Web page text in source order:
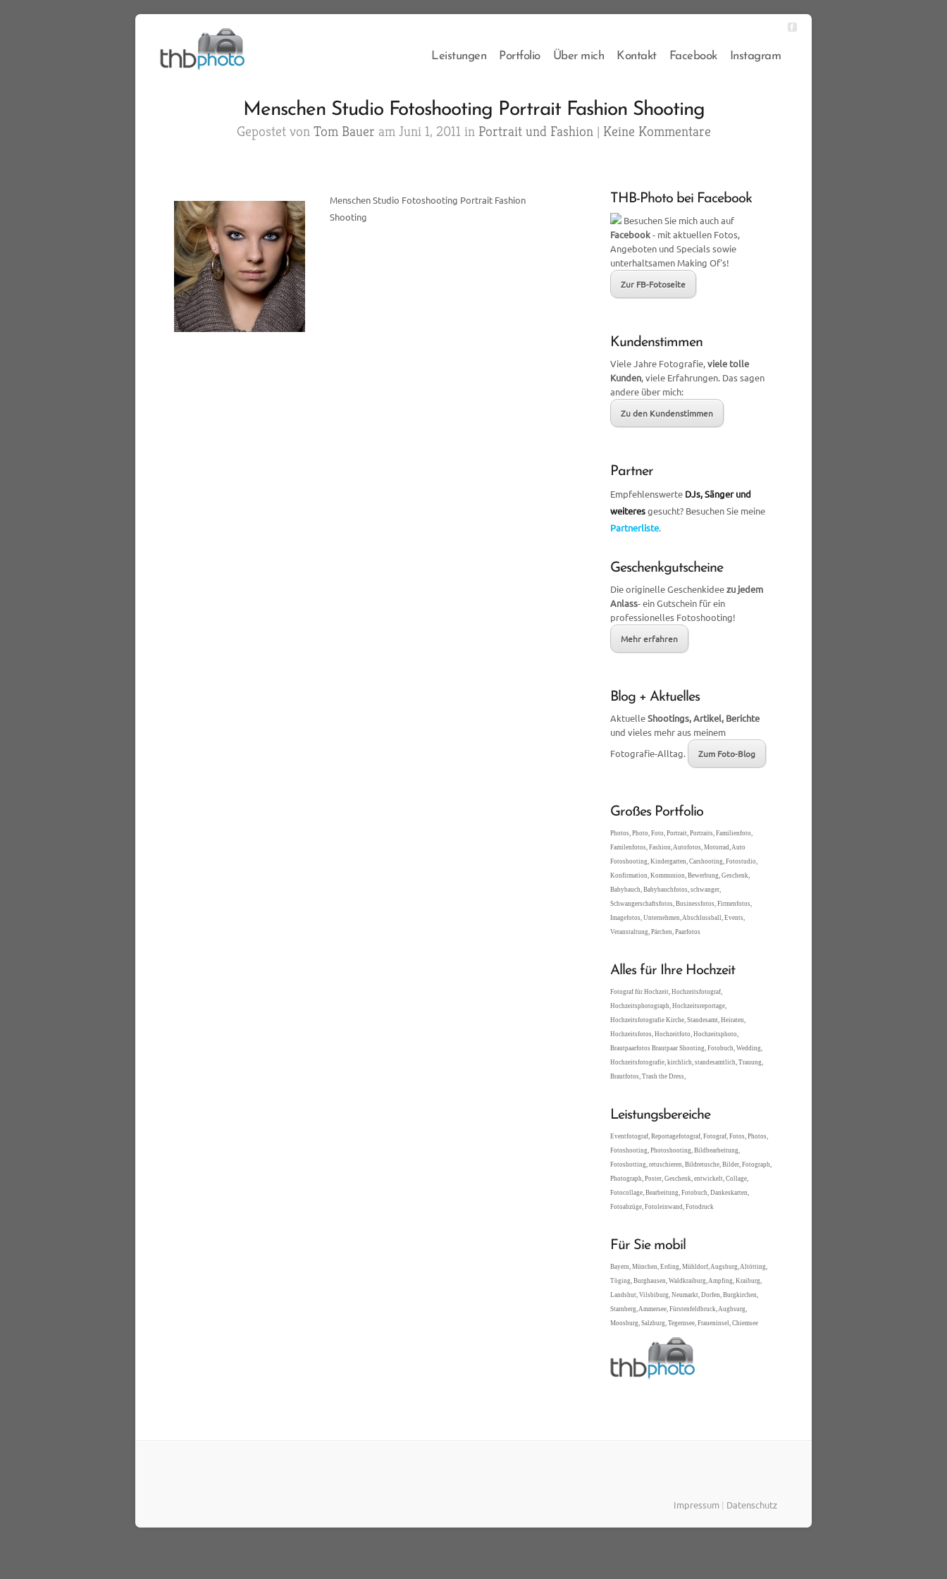
Leistungen Portfolio Über mich Kontakt Facebook Instagram
Menschen Studio Fotoshooting Portrait Fashion Shooting
Gepostet von Tom Baueram Juni 1, 2011 in Portrait und Fashion| Keine Kommentare
Menschen Studio Fotoshooting Portrait Fashion
Shooting
THB-Photo bei Facebook
Besuchen Sie mich auch auf
Facebook- mit aktuellen Fotos,
Angeboten und Specials sowie
unterhaltsamen Making Of's!
Zur FB-Fotoseite
Kundenstimmen
Viele Jahre Fotografie,viele tolle
Kunden, viele Erfahrungen. Das sagen
andere über mich:
Zu den Kundenstimmen
Partner
Empfehlenswerte DJs, Sänger und
weiteresgesucht? Besuchen Sie meine
Partnerliste.
Geschenkgutscheine
Die originelle Geschenkideezu jedem
Anlass- ein Gutschein für ein
professionelles Fotoshooting!
Mehr erfahren
Blog + Aktuelles
AktuelleShootings, Artikel, Berichte
und vieles mehr aus meinem
Fotografie-Alltag.
Zum Foto-Blog
Großes Portfolio
Photos, Photo, Foto, Portrait, Portraits, Familienfoto,
Familenfotos, Fashion, Autofotos, Motorrad, Auto
Fotoshooting, Kindergarten, Carshooting, Fotostudio,
Konfirmation, Kommunion, Bewerbung, Geschenk,
Babybauch, Babybauchfotos, schwanger,
Schwangerschaftsfotos, Businessfotos, Firmenfotos,
Imagefotos, Unternehmen, Abschlussball, Events,
Veranstaltung, Pärchen, Paarfotos
Alles für Ihre Hochzeit
Fotograf für Hochzeit, Hochzeitsfotograf,
Hochzeitsphotograph, Hochzeitsreportage,
Hochzeitsfotografie Kirche, Standesamt, Heiraten,
Hochzeitsfotos, Hochzeitfoto, Hochzeitsphoto,
Brautpaarfotos Brautpaar Shooting, Fotobuch, Wedding,
Hochzeitsfotografie, kirchlich, standesamtlich, Trauung,
Brautfotos, Trash the Dress,
Leistungsbereiche
Eventfotograf, Reportagefotograf, Fotograf, Fotos, Photos,
Fotoshooting, Photoshooting, Bildbearbeitung,
Fotoshotting, retuschieren, Bildretusche, Bilder, Fotograph,
Photograph, Poster, Geschenk, entwickelt, Collage,
Fotocollage, Bearbeitung, Fotobuch, Dankeskarten,
Fotoabzüge, Fotoleinwand, Fotodruck
Für Sie mobil
Bayern, München, Erding, Mühldorf, Augsburg, Altötting,
Töging, Burghausen, Waldkraiburg, Ampfing, Kraiburg,
Landshut, Vilsbiburg, Neumarkt, Dorfen, Burgkirchen,
Starnberg, Ammersee, Fürstenfeldbruck, Augbsurg,
Moosburg, Salzburg, Tegernsee, Fraueninsel, Chiemsee
Impressum | Datenschutz